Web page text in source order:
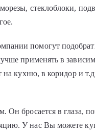
стеклоблоки,
помогут
применять в
на кухню, в коридор и
Он бросается в глаза,
У нас Вы можете